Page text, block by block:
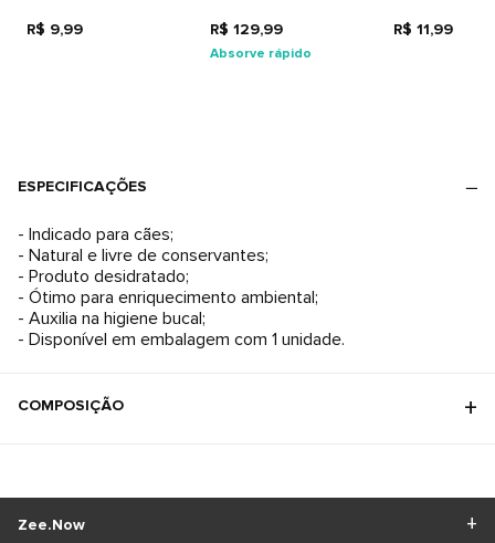
R$ 9,99 R$ 129,99
Absorve rápido
R$ 11,99
ESPECIFICAÇÕES
- Indicado para cães;
- Natural e livre de conservantes;
- Produto desidratado;
- Ótimo para enriquecimento ambiental;
- Auxilia na higiene bucal;
- Disponível em embalagem com 1 unidade.
COMPOSIÇÃO
Zee.Now